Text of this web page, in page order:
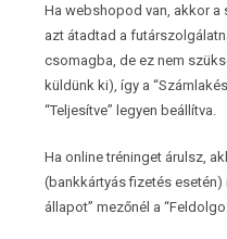
Ha webshopod van, akkor a
azt átadtad a
csomagba, de ez nem
küldünk ki), így a
“Teljesítve” legyen beállítva.
Ha online tréninget árulsz,
(bankkártyás fizetés
állapot” mezőnél a